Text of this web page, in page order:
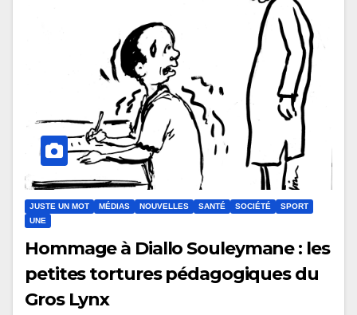
JUSTE UN MOT MÉDIAS NOUVELLES SANTÉ SOCIÉTÉ
SPORT
UNE
Hommage à Diallo Souleymane : les
petites tortures pédagogiques du
Gros Lynx